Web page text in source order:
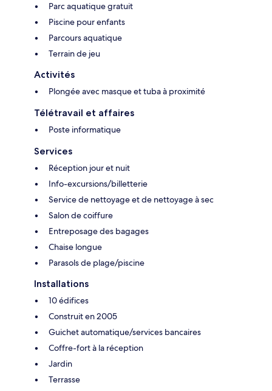
Parc aquatique gratuit
Piscine pour enfants
Parcours aquatique
Terrain de jeu
Activités
Plongée avec masque et tuba à proximité
Télétravail et affaires
Poste informatique
Services
Réception jour et nuit
Info-excursions/billetterie
Service de nettoyage et de nettoyage à sec
Salon de coiffure
Entreposage des bagages
Chaise longue
Parasols de plage/piscine
Installations
10 édifices
Construit en 2005
Guichet automatique/services bancaires
Coffre-fort à la réception
Jardin
Terrasse